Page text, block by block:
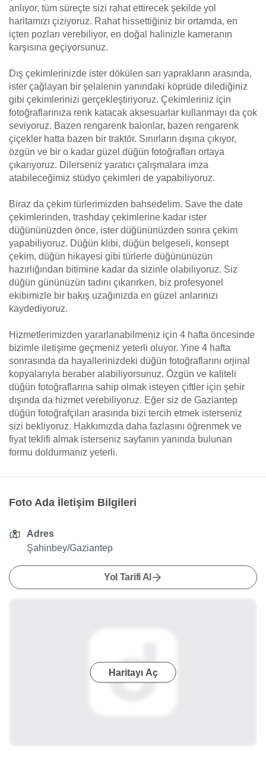
anlıyor, tüm süreçte sizi rahat ettirecek şekilde yol
haritamızı çiziyoruz. Rahat hissettiğiniz bir ortamda, en
içten pozları verebiliyor, en doğal halinizle kameranın
karşısına geçiyorsunuz.
Dış çekimlerinizde ister dökülen sarı yaprakların arasında,
ister çağlayan bir şelalenin yanındaki köprüde dilediğiniz
gibi çekimlerinizi gerçekleştiriyoruz. Çekimleriniz için
fotoğraflarınıza renk katacak aksesuarlar kullanmayı da çok
seviyoruz. Bazen rengarenk balonlar, bazen rengarenk
çiçekler hatta bazen bir traktör. Sınırların dışına çıkıyor,
özgün ve bir o kadar güzel düğün fotoğrafları ortaya
çıkarıyoruz. Dilerseniz yaratıcı çalışmalara imza
atabileceğimiz stüdyo çekimleri de yapabiliyoruz.
Biraz da çekim türlerimizden bahsedelim. Save the date
çekimlerinden, trashday çekimlerine kadar ister
düğününüzden önce, ister düğününüzden sonra çekim
yapabiliyoruz. Düğün klibi, düğün belgeseli, konsept
çekim, düğün hikayesi gibi türlerle düğününüzün
hazırlığından bitimine kadar da sizinle olabiliyoruz. Siz
düğün gününüzün tadını çıkarırken, biz profesyonel
ekibimizle bir bakış uzağınızda en güzel anlarınızı
kaydediyoruz.
Hizmetlerimizden yararlanabilmeniz için 4 hafta öncesinde
bizimle iletişime geçmeniz yeterli oluyor. Yine 4 hafta
sonrasında da hayallerinizdeki düğün fotoğraflarını orjinal
kopyalarıyla beraber alabiliyorsunuz. Özgün ve kaliteli
düğün fotoğraflarına sahip olmak isteyen çiftler için şehir
dışında da hizmet verebiliyoruz. Eğer siz de Gaziantep
düğün fotoğrafçıları arasında bizi tercih etmek isterseniz
sizi bekliyoruz. Hakkımızda daha fazlasını öğrenmek ve
fiyat teklifi almak isterseniz sayfanın yanında bulunan
formu doldurmanız yeterli.
Foto Ada İletişim Bilgileri
Adres
Şahinbey/Gaziantep
Yol Tarifi Al
Haritayı Aç